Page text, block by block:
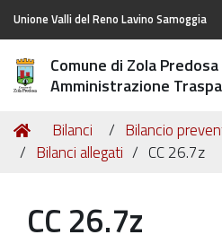
Unione Valli del Reno Lavino Samoggia
Comune di Zola
Amministrazione
Tu
sei
Home
Bilanci
Bilancio
Bilanci allegati
CC 26.7z
CC 26.7z